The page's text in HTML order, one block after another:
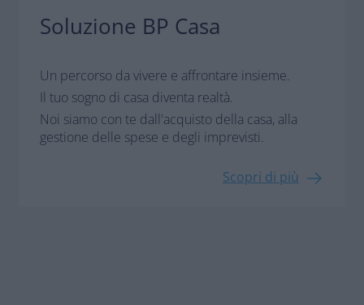
Soluzione BP Casa
Un percorso da vivere e affrontare insieme.
Il tuo sogno di casa diventa realtà.
Noi siamo con te dall'acquisto della casa, alla
gestione delle spese e degli imprevisti.
Scopri di più